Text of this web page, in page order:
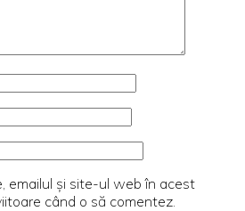
emailul și site-ul web în acest
când o să comentez.